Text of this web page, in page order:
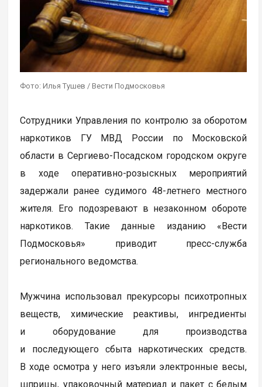
Фото: Илья Тушев / Вести Подмосковья
Сотрудники Управления по контролю за оборотом
наркотиков ГУ МВД России по Московской
области в Сергиево-Посадском городском округе
в ходе оперативно-розыскных мероприятий
задержали ранее судимого 48-летнего местного
жителя. Его подозревают в незаконном обороте
наркотиков. Такие данные изданию «Вести
Подмосковья» приводит пресс-служба
регионального ведомства.
Мужчина использовал прекурсоры психотропных
веществ, химические реактивы, ингредиенты
и оборудование для производства
и последующего сбыта наркотических средств.
В ходе осмотра у него изъяли электронные весы,
шприцы, упаковочный материал и пакет с белым